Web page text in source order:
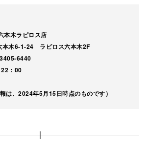
本木ラピロス店
本木6-1-24 ラピロス六本木2F
6440
：00
は、2024年5月15日時点のものです）